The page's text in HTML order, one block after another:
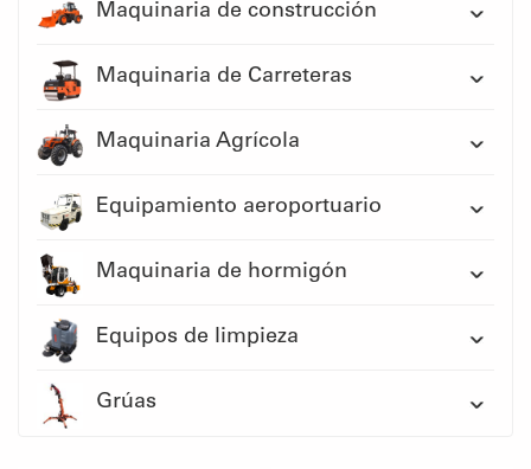
Maquinaria de construcción
Maquinaria de Carreteras
Maquinaria Agrícola
Equipamiento aeroportuario
Maquinaria de hormigón
Equipos de limpieza
Grúas